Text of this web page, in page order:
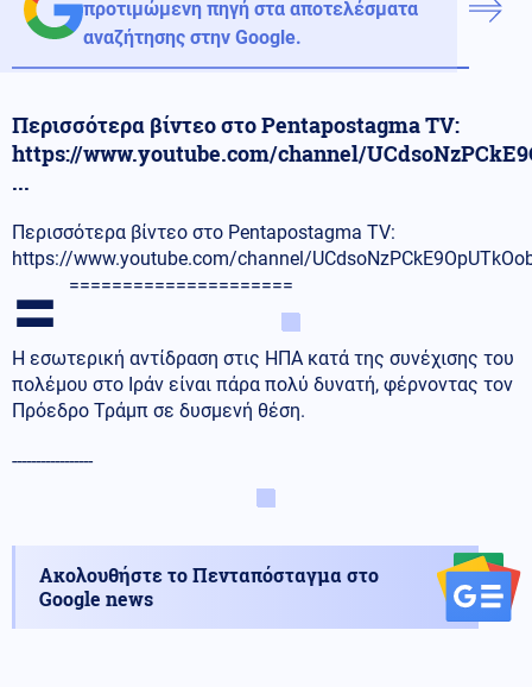
προτιμώμενη πηγή στα αποτελέσματα
αναζήτησης στην Google.
Περισσότερα βίντεο στο Pentapostagma TV:
https://www.youtube.com/channel/
...
Περισσότερα βίντεο στο Pentapostagma TV:
https://www.youtube.com/channel/
= =====================
Η εσωτερική αντίδραση στις ΗΠΑ κατά της συνέχισης του
πολέμου στο Ιράν είναι πάρα πολύ δυνατή, φέρνοντας τον
Πρόεδρο Τράμπ σε δυσμενή θέση.
-----------------
Ακολουθήστε το Πενταπόσταγμα στο
Google news